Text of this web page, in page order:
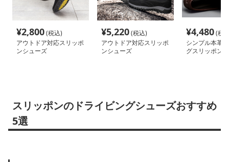
¥2,800(税込)
アウトドア対応スリッポ
ンシューズ
¥5,220(税込)
アウトドア対応スリッポ
ンシューズ
¥4,480(税
シンプル本革
グスリッポン
スリッポンのドライビングシューズおすすめ
5選